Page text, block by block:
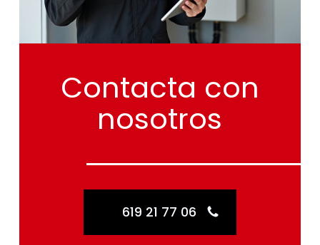
Contacta con
nosotros
619 21 77 06